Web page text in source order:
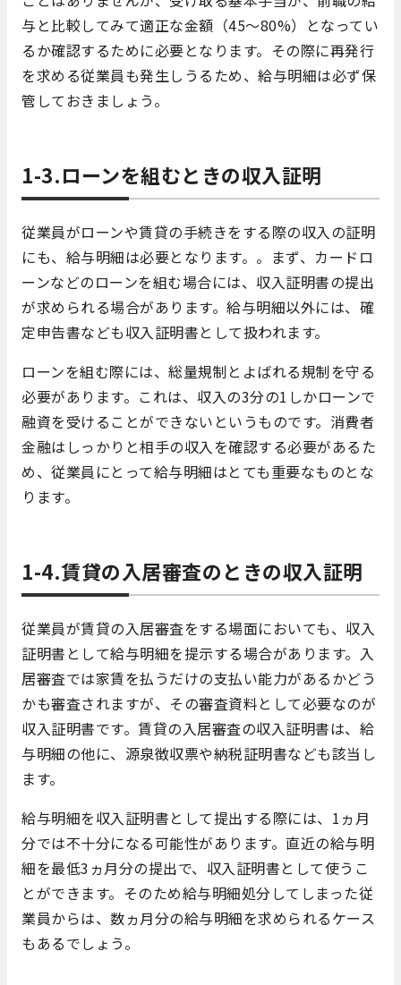
与と比較してみて適正な金額（45～80%）となってい
るか確認するために必要となります。その際に再発行
を求める従業員も発生しうるため、給与明細は必ず保
管しておきましょう。
1-3.ローンを組むときの収入証明
従業員がローンや賃貸の手続きをする際の収入の証明
にも、給与明細は必要となります。。まず、カードロ
ーンなどのローンを組む場合には、収入証明書の提出
が求められる場合があります。給与明細以外には、確
定申告書なども収入証明書として扱われます。
ローンを組む際には、総量規制とよばれる規制を守る
必要があります。これは、収入の3分の1しかローンで
融資を受けることができないというものです。消費者
金融はしっかりと相手の収入を確認する必要があるた
め、従業員にとって給与明細はとても重要なものとな
ります。
1-4.賃貸の入居審査のときの収入証明
従業員が賃貸の入居審査をする場面においても、収入
証明書として給与明細を提示する場合があります。入
居審査では家賃を払うだけの支払い能力があるかどう
かも審査されますが、その審査資料として必要なのが
収入証明書です。賃貸の入居審査の収入証明書は、給
与明細の他に、源泉徴収票や納税証明書なども該当し
ます。
給与明細を収入証明書として提出する際には、1ヵ月
分では不十分になる可能性があります。直近の給与明
細を最低3ヵ月分の提出で、収入証明書として使うこ
とができます。そのため給与明細処分してしまった従
業員からは、数ヵ月分の給与明細を求められるケース
もあるでしょう。